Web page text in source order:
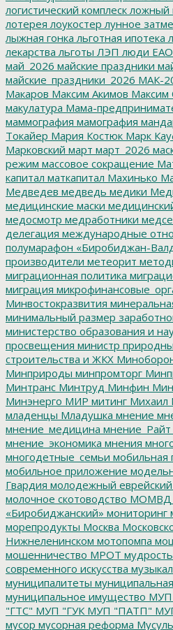
логистический комплеск ложный
лотерея лоукостер лунное
лыжная гонка льготная ипотека
лекарства льготы ЛЭП люди ЕАО
май_2026 майские праздники
майские_праздники_2026 МАК-
Макаров Максим Акимов Максим
макулатура Мама-
маммография мамография
Токайер Мария Костюк Марк
Марковский март март_2026
режим массовое сокращение
капитал маткапитал Махинько
Медведев медведь медики
медицинские маски
медосмотр медработники
делегация международные
полумарафон «Биробиджан-
производители метеорит
миграционная политика
миграция
Минвостокразвития
минимальный размер
министерство образования и
просвещения министр
строительства и ЖКХ
Минприроды минпромторг
Минтранс Минтруд Минфин
Минэнерго МИР митинг Михаил
младенцы Младушка мнение
мнение_медицина мнение_Райт
мнение_экономика мнения
многодетные_семьи мобильная
мобильное приложение
Гвардия молодежный
молочное скотоводство МОМВД
«Биробиджанский» мониторинг
морепродукты Москва
Нижнеленинском мотопомпа
мошенничество МРОТ мудрость
современного искусства
муниципалитеты
муниципальное имущество МУП
"ГТС" МУП "ГУК МУП "ПАТП"
мусор мусорная реформа